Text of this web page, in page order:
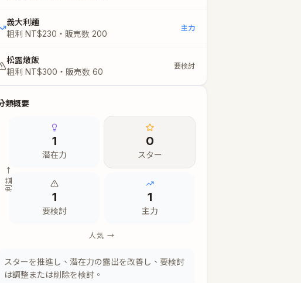
義大利麵
粗利 NT$230 ・ 販売数 200
主力
松露燉飯
粗利 NT$300 ・ 販売数 60
要検討
類概要
利益 →
1
潜在力
0
スター
1
要検討
1
主力
人気 →
スターを推進し、潜在力の露出を改善し、要検討
は調整または削除を検討。